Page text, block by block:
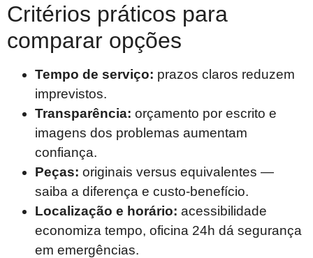
Critérios práticos para
comparar opções
Tempo de serviço: prazos claros reduzem
imprevistos.
Transparência: orçamento por escrito e
imagens dos problemas aumentam
confiança.
Peças: originais versus equivalentes —
saiba a diferença e custo-benefício.
Localização e horário: acessibilidade
economiza tempo, oficina 24h dá segurança
em emergências.